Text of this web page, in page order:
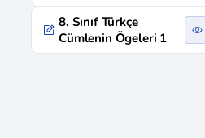
8. Sınıf Türkçe
Cümlenin Ögeleri 1